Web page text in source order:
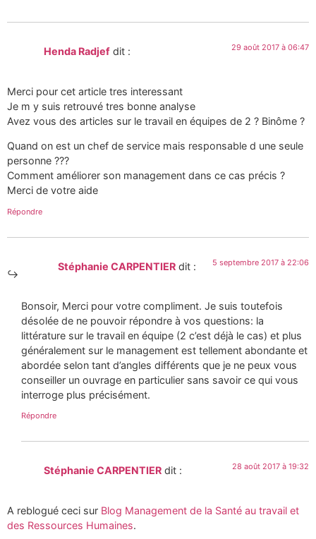
Henda Radjef dit : 29 août 2017 à 06:47
Merci pour cet article tres interessant
Je m y suis retrouvé tres bonne analyse
Avez vous des articles sur le travail en équipes de 2 ? Binôme ?
Quand on est un chef de service mais responsable d une seule
personne ???
Comment améliorer son management dans ce cas précis ?
Merci de votre aide
Répondre
Stéphanie CARPENTIER dit : 5 septembre 2017 à 22:06
Bonsoir, Merci pour votre compliment. Je suis toutefois
désolée de ne pouvoir répondre à vos questions: la
littérature sur le travail en équipe (2 c’est déjà le cas) et plus
généralement sur le management est tellement abondante et
abordée selon tant d’angles différents que je ne peux vous
conseiller un ouvrage en particulier sans savoir ce qui vous
interroge plus précisément.
Répondre
Stéphanie CARPENTIER dit : 28 août 2017 à 19:32
A reblogué ceci sur Blog Management de la Santé au travail et
des Ressources Humaines.